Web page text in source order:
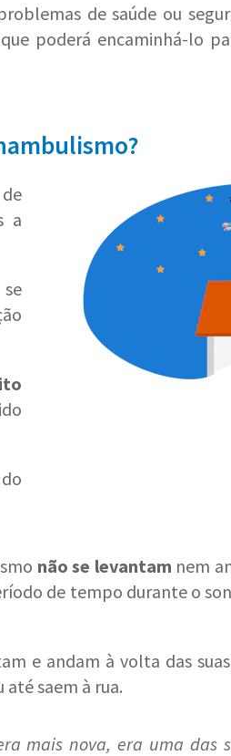
de saúde ou
poderá encaminhá-lo
a
não se levantam nem
de tempo durante o
e andam à volta das
saem à rua.
mais nova, era uma das